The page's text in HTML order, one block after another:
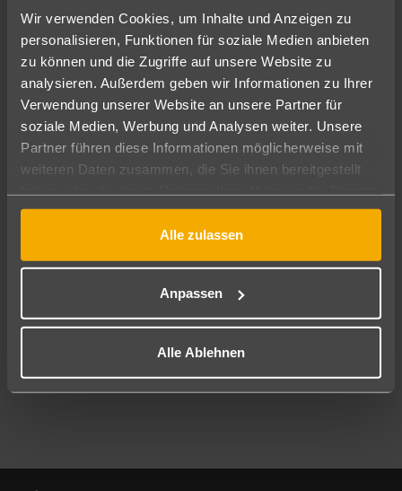
Wir verwenden Cookies, um Inhalte und Anzeigen zu
personalisieren, Funktionen für soziale Medien anbieten
zu können und die Zugriffe auf unsere Website zu
analysieren. Außerdem geben wir Informationen zu Ihrer
Verwendung unserer Website an unsere Partner für
soziale Medien, Werbung und Analysen weiter. Unsere
Partner führen diese Informationen möglicherweise mit
weiteren Daten zusammen, die Sie ihnen bereitgestellt
gesammelt haben.
Alle zulassen
Anpassen
Alle Ablehnen
Ändere die Kriterien nach deinen Wünschen
Pauschal Nur Hotel
Abflughafen
Alle Abflughäfen
11.08.26–09.08.27 7-21 Nächte
Mehr Filter anzeigen